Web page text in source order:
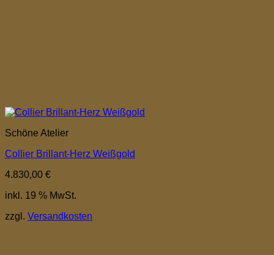
Schöne Atelier
Collier Brillant-Herz Weißgold
4.830,00 €
inkl. 19 % MwSt.
zzgl. Versandkosten